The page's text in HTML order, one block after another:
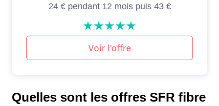
Quelles sont les offres SFR fibre